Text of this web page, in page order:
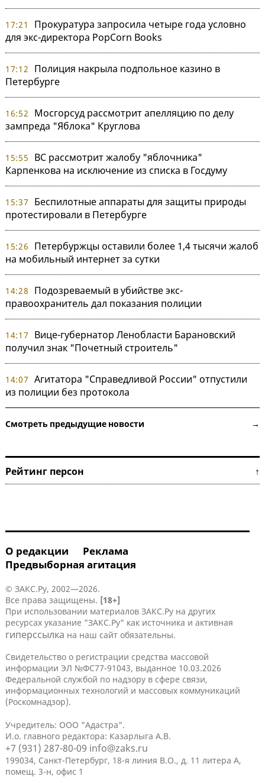
17:21
Прокуратура запросила четыре года условно
для экс-директора PopCorn Books
17:12
Полиция накрыла подпольное казино в
Петербурге
16:52
Мосгорсуд рассмотрит апелляцию по делу
зампреда "Яблока" Круглова
15:55
ВС рассмотрит жалобу "яблочника"
Карпенкова на исключение из списка в Госдуму
15:37
Беспилотные аппараты для защиты природы
протестировали в Петербурге
15:26
Петербуржцы оставили более 1,4 тысячи жалоб
на мобильный интернет за сутки
14:28
Подозреваемый в убийстве экс-
правоохранитель дал показания полиции
14:17
Вице-губернатор Ленобласти Барановский
получил знак "Почетный строитель"
14:07 Агитатора "Справедливой России" отпустили
из полиции без протокола
Смотреть предыдущие новости →
Рейтинг персон ↑
О редакции
Реклама
Предвыборная агитация
© ЗАКС.Ру, 2002—2026.
Все права защищены. [18+]
При использовании материалов ЗАКС.Ру на других
ресурсах указание "ЗАКС.Ру" как источника и активная
гиперссылка на наш сайт обязательны.
Свидетельство о регистрации средства массовой
информации ЭЛ №ФС77-91043, выданное 10.03.2026
Федеральной службой по надзору в сфере связи,
информационных технологий и массовых коммуникаций
(Роскомнадзор).
Учредитель: ООО "Адастра".
И.о. главного редактора: Казарлыга А.В.
+7 (931) 287-80-09 info@zaks.ru
199034, Санкт-Петербург, 18-я линия В.О., д. 11 литера А,
помещ. 3-н, офис 1